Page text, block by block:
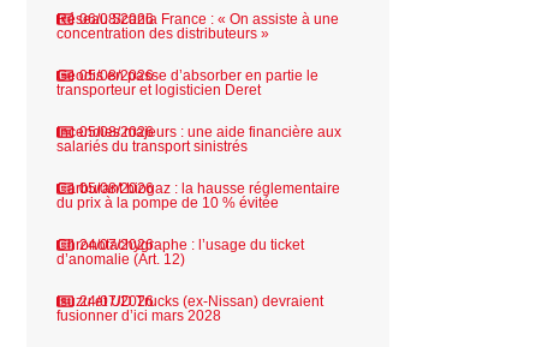
06/08/2026
Réseau Scania France : « On assiste à une
concentration des distributeurs »
05/08/2026
Geodis en passe d’absorber en partie le
transporteur et logisticien Deret
05/08/2026
Incendies majeurs : une aide financière aux
salariés du transport sinistrés
05/08/2026
Carburant biogaz : la hausse réglementaire
du prix à la pompe de 10 % évitée
24/07/2026
Chronotachygraphe : l’usage du ticket
d’anomalie (Art. 12)
24/07/2026
Isuzu et UD Trucks (ex-Nissan) devraient
fusionner d’ici mars 2028